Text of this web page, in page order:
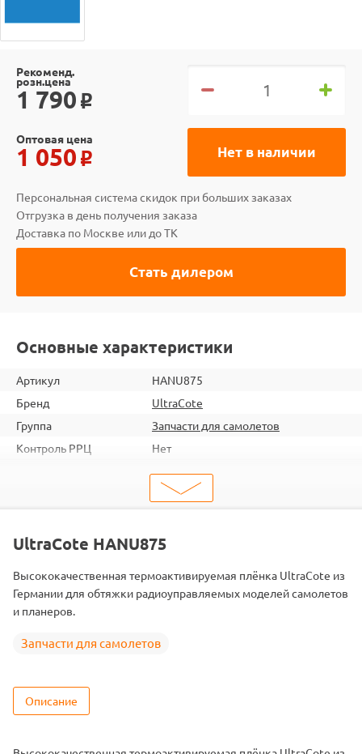
Рекоменд.
розн.цена
1 790 o
Нет в наличии
Оптовая цена
1 050 o
Персональная система скидок при больших заказах
Отгрузка в день получения заказа
Доставка по Москве или до ТК
Стать дилером
Основные характеристики
Артикул
HANU875
Бренд
UltraCote
Группа
Запчасти для самолетов
Контроль РРЦ
Нет
2000000063980
Запчасти для самолетов
UltraCote HANU875
Высококачественная термоактивируемая плёнка UltraCote из
Германии для обтяжки радиоуправляемых моделей самолетов
и планеров.
Запчасти для самолетов
Описание